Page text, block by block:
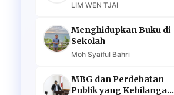
LIM WEN TJAI
Menghidupkan Buku di
Sekolah
Moh Syaiful Bahri
MBG dan Perdebatan
Publik yang Kehilangan